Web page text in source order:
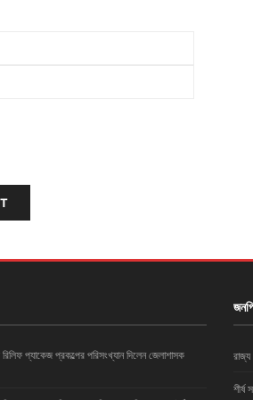
প্যাকেজ প্রকল্পের পরিসংখ্যান দিলেন জেলাশাসক
রাজ্য
শীর্ষ